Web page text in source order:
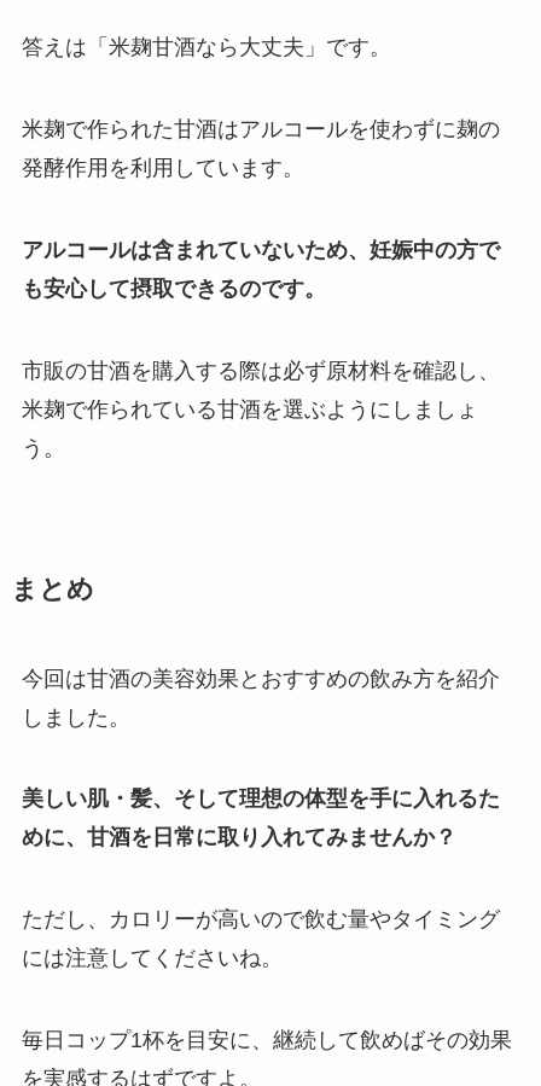
答えは「米麹甘酒なら大丈夫」です。
米麹で作られた甘酒はアルコールを使わずに麹の
発酵作用を利用しています。
アルコールは含まれていないため、妊娠中の方で
も安心して摂取できるのです。
市販の甘酒を購入する際は必ず原材料を確認し、
米麹で作られている甘酒を選ぶようにしましょ
う。
まとめ
今回は甘酒の美容効果とおすすめの飲み方を紹介
しました。
美しい肌・髪、そして理想の体型を手に入れるた
めに、甘酒を日常に取り入れてみませんか？
ただし、カロリーが高いので飲む量やタイミング
には注意してくださいね。
毎日コップ1杯を目安に、継続して飲めばその効果
を実感するはずですよ。